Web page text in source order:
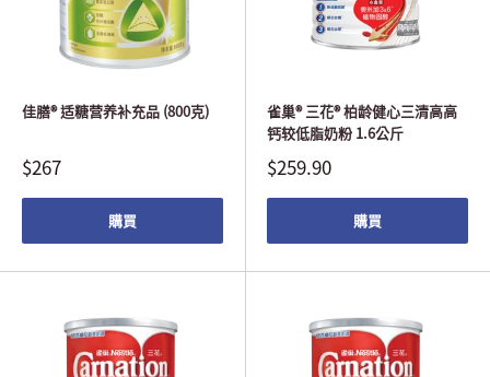
佳膳® 适糖营养补充品 (800克)
$267
購買
雀巢® 三花® 柏龄健心三清高高
钙较低脂奶粉 1.6公斤
$259.90
購買